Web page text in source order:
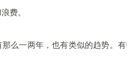
费。
么一两年，也有类似的趋势。